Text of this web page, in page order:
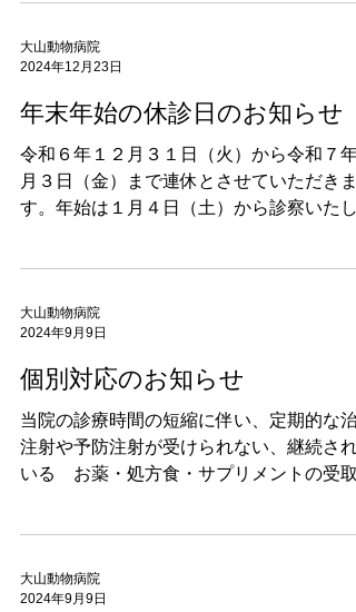
大山動物病院
2024年12月23日
年末年始の休診日のお知らせ
令和６年１２月３１日（火）から令和７年
月３日（金）まで連休とさせていただきま
す。年始は１月４日（土）から診察いたし
大山動物病院
2024年9月9日
個別対応のお知らせ
当院の診療時間の短縮に伴い、定期的な治
注射や予防注射が受けられない、継続され
いる お薬・処方食・サプリメントの受取
大山純治
大山動物病院
2024年9月9日